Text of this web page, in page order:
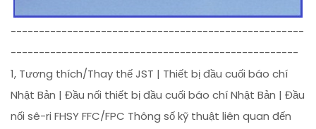
----------------------------------------------------
---------------------------------------------------
1, Tương thích/Thay thế JST | Thiết bị đầu cuối báo chí
Nhật Bản | Đầu nối thiết bị đầu cuối báo chí Nhật Bản | Đầu
nối sê-ri FHSY FFC/FPC Thông số kỹ thuật liên quan đến